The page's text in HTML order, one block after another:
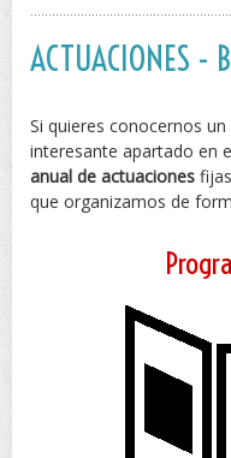
ACTUACIONES -
Si quieres conocernos
interesante apartado en
anual de actuaciones
que organizamos de